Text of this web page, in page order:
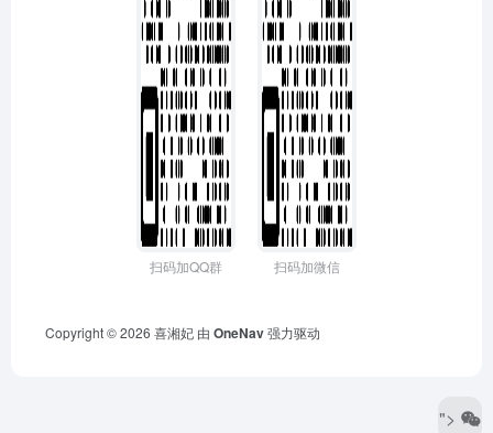
扫码加QQ群 扫码加微信
Copyright © 2026 喜湘妃 由 OneNav强力驱动
">